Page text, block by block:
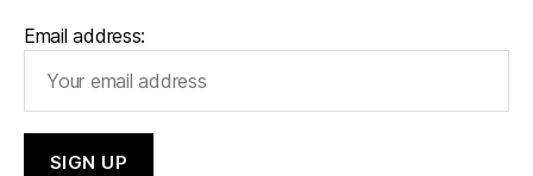
Email address: